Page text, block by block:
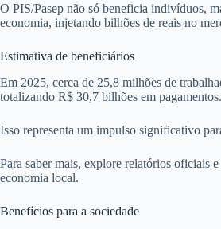
O PIS/Pasep não só beneficia indivíduos,
economia, injetando bilhões de reais no
Estimativa de beneficiários
Em 2025, cerca de 25,8 milhões de
totalizando R$ 30,7 bilhões em pagamentos.
Isso representa um impulso significativo
Para saber mais, explore relatórios oficiais
economia local.
Benefícios para a sociedade